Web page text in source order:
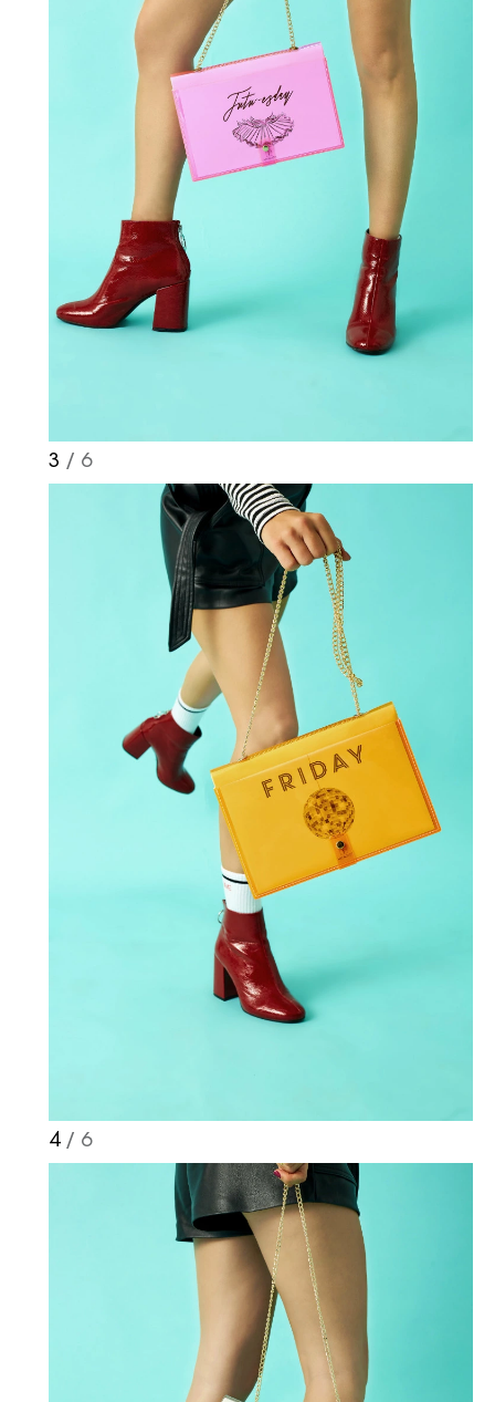
vogue trendler, ünlülerden güzelllik
sırları ve en popüler partilerden
haberdar olmak için haftalık e-
bültenimize kaydolun.
Turkuvaz Haberleşme ve Yayıncılık
A.Ş. tarafından
internet sitesi
pazarlama ve kutlama/ temenni
amaçlı her türlü e-bülten/ ticari
elektronik ileti gönderiminin e-posta
yoluyla tarafıma yapılmasına onay
ve bu kapsamda/ amaçla ad/
soyad ve e-posta adresi verilerimin
işlenmesine açık rıza veriyorum.
KAYDET KAPAT
3 / 6
4/ 6